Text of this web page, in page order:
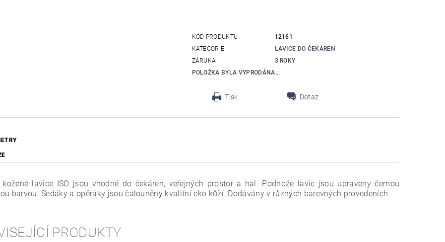
KÓD PRODUKTU
12161
KATEGORIE
LAVICE DO ČEKÁREN
ZÁRUKA
3 ROKY
POLOŽKA BYLA VYPRODÁNA...
Tisk Dotaz
kožené lavice ISO jsou vhodné do čekáren, veřejných prostor a hal. Podnože lavic jsou upraveny černou
barvou. Sedáky a opěráky jsou čalouněny kvalitní eko kůží. Dodávány v různých barevných provedeních.
PRODUKTY